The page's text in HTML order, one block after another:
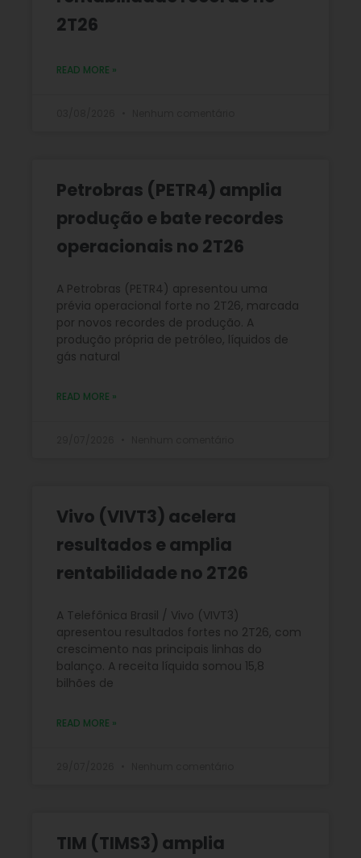
2T26
READ MORE »
Petrobras (PETR4) amplia
produção e bate recordes
operacionais no 2T26
A Petrobras (PETR4) apresentou uma
prévia operacional forte no 2T26, marcada
por novos recordes de produção. A
produção própria de petróleo, líquidos de
gás natural
READ MORE »
Vivo (VIVT3) acelera
resultados e amplia
rentabilidade no 2T26
A Telefônica Brasil / Vivo (VIVT3)
apresentou resultados fortes no 2T26, com
crescimento nas principais linhas do
balanço. A receita líquida somou 15,8
bilhões de
READ MORE »
TIM (TIMS3) amplia